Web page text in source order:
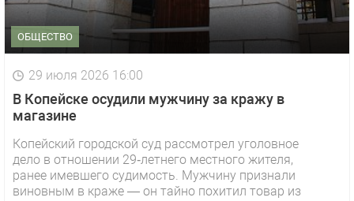
ОБЩЕСТВО
29 июля 2026 16:00
В Копейске осудили мужчину за кражу в
магазине
Копейский городской суд рассмотрел уголовное
дело в отношении 29‑летнего местного жителя,
ранее имевшего судимость. Мужчину признали
виновным в краже — он тайно похитил товар из